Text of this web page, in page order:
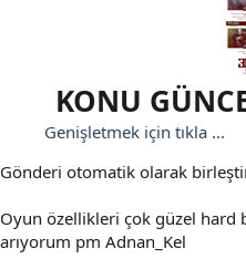
KONU
Genişletmek için tıkla ...
Gönderi otomatik olarak
Oyun özellikleri çok güzel hard
arıyorum pm Adnan_Kel